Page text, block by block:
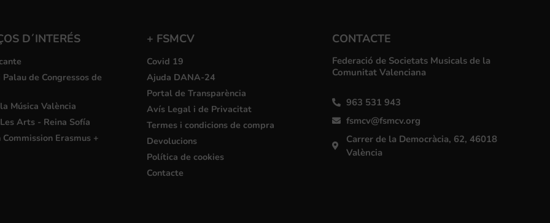
D´INTERÉS
de Congressos de
Música València
Arts - Reina Sofía
Commission Erasmus +
+ FSMCV
Covid 19
Ajuda DANA-24
Portal de Transparència
Avís Legal i de Privacitat
Termes i condicions de compra
Devolucions
Política de cookies
Contacte
CONTACTE
Federació de Societats Musicals de la
Comunitat Valenciana
963 531 943
fsmcv@fsmcv.org
Carrer de la Democràcia, 62, 46018
València